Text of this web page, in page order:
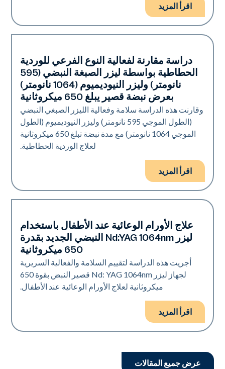
اقرأ المزيد
الأوعية الدموية
دراسة مقارنة لفعالية النوع الفرعي للوردية
الحطاطية بواسطة ليزر الصبغة النبضي (595
نانومتر) وليزر النيوديميوم (1064 نانومتر)
بعرض نبضة قصير يبلغ 650 ميكروثانية
وقارنت هذه الدراسة سلامة وفعالية الليزر الصبغي النبضي
(الطول الموجي 595 نانومتر) وليزر النيوديميوم (الطول
الموجي 1064 نانومتر) مع مدة نبضة تبلغ 650 ميكروثانية
لعلاج الوردية الحطاطية.
اقرأ المزيد
الأوعية الدموية
علاج الأورام الوعائية عند الأطفال باستخدام
ليزر Nd:YAG 1064nm النبضي الجديد بقدرة
650 ميكروثانية
أجريت هذه الدراسة لتقييم السلامة والفعالية السريرية
لجهاز ليزر Nd: YAG 1064nm قصير النبض بقوة 650
ميكروثانية لعلاج الأورام الوعائية عند الأطفال.
اقرأ المزيد
عرض جميع المقالات